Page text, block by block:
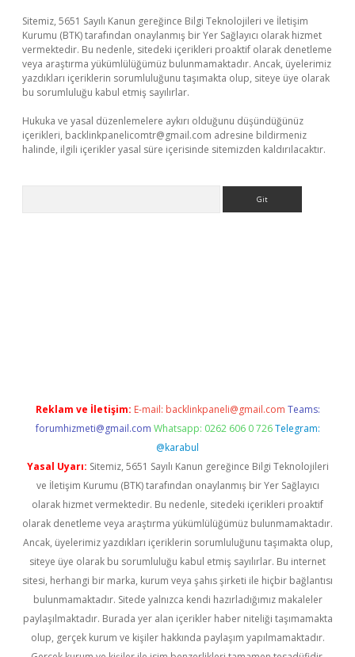
Sitemiz, 5651 Sayılı Kanun gereğince Bilgi Teknolojileri ve İletişim
Kurumu (BTK) tarafından onaylanmış bir Yer Sağlayıcı olarak hizmet
vermektedir. Bu nedenle, sitedeki içerikleri proaktif olarak denetleme
veya araştırma yükümlülüğümüz bulunmamaktadır. Ancak, üyelerimiz
yazdıkları içeriklerin sorumluluğunu taşımakta olup, siteye üye olarak
bu sorumluluğu kabul etmiş sayılırlar.
Hukuka ve yasal düzenlemelere aykırı olduğunu düşündüğünüz
içerikleri, backlinkpanelicomtr@gmail.com adresine bildirmeniz
halinde, ilgili içerikler yasal süre içerisinde sitemizden kaldırılacaktır.
Reklam ve İletişim: E-mail: backlinkpaneli@gmail.com Teams:
forumhizmeti@gmail.com Whatsapp: 0262 606 0 726 Telegram:
@karabul
Yasal Uyarı: Sitemiz, 5651 Sayılı Kanun gereğince Bilgi Teknolojileri
ve İletişim Kurumu (BTK) tarafından onaylanmış bir Yer Sağlayıcı
olarak hizmet vermektedir. Bu nedenle, sitedeki içerikleri proaktif
olarak denetleme veya araştırma yükümlülüğümüz bulunmamaktadır.
Ancak, üyelerimiz yazdıkları içeriklerin sorumluluğunu taşımakta olup,
siteye üye olarak bu sorumluluğu kabul etmiş sayılırlar. Bu internet
sitesi, herhangi bir marka, kurum veya şahıs şirketi ile hiçbir bağlantısı
bulunmamaktadır. Sitede yalnızca kendi hazırladığımız makaleler
paylaşılmaktadır. Burada yer alan içerikler haber niteliği taşımamakta
olup, gerçek kurum ve kişiler hakkında paylaşım yapılmamaktadır.